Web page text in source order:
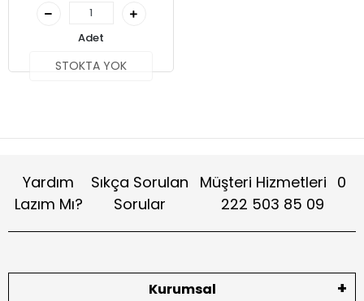
Adet
STOKTA YOK
Yardım
Lazım Mı?
Sıkça Sorulan
Sorular
Müşteri Hizmetleri 0
222 503 85 09
Kurumsal